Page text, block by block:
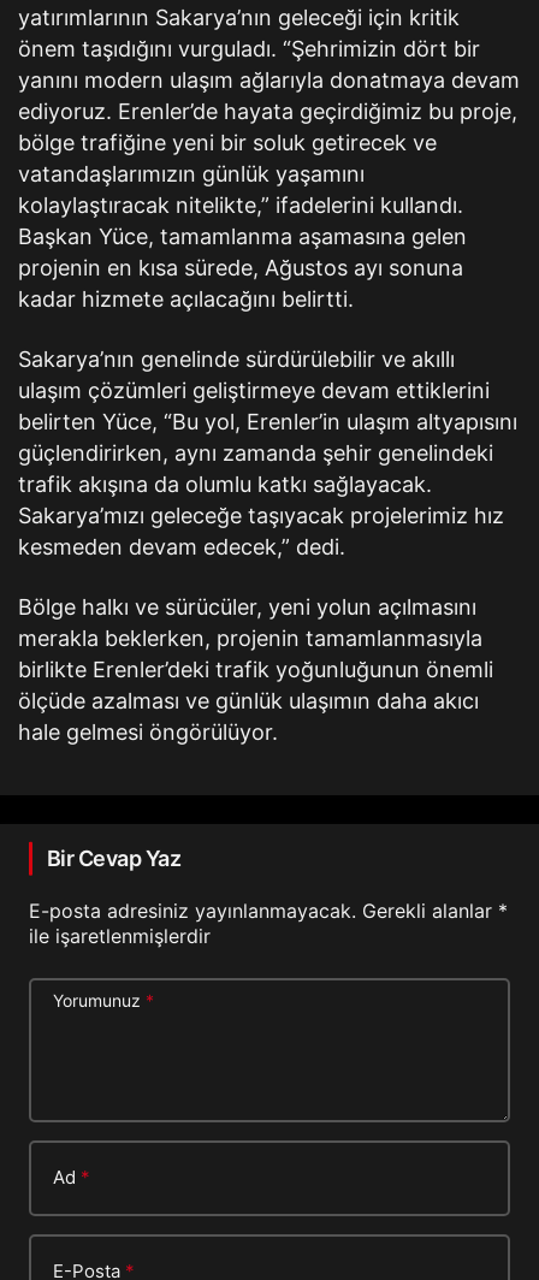
yatırımlarının Sakarya’nın geleceği için kritik
önem taşıdığını vurguladı. “Şehrimizin dört bir
yanını modern ulaşım ağlarıyla donatmaya devam
ediyoruz. Erenler’de hayata geçirdiğimiz bu proje,
bölge trafiğine yeni bir soluk getirecek ve
vatandaşlarımızın günlük yaşamını
kolaylaştıracak nitelikte,” ifadelerini kullandı.
Başkan Yüce, tamamlanma aşamasına gelen
projenin en kısa sürede, Ağustos ayı sonuna
kadar hizmete açılacağını belirtti.
Sakarya’nın genelinde sürdürülebilir ve akıllı
ulaşım çözümleri geliştirmeye devam ettiklerini
belirten Yüce, “Bu yol, Erenler’in ulaşım altyapısını
güçlendirirken, aynı zamanda şehir genelindeki
trafik akışına da olumlu katkı sağlayacak.
Sakarya’mızı geleceğe taşıyacak projelerimiz hız
kesmeden devam edecek,” dedi.
Bölge halkı ve sürücüler, yeni yolun açılmasını
merakla beklerken, projenin tamamlanmasıyla
birlikte Erenler’deki trafik yoğunluğunun önemli
ölçüde azalması ve günlük ulaşımın daha akıcı
hale gelmesi öngörülüyor.
Bir Cevap Yaz
E-posta adresiniz yayınlanmayacak. Gerekli alanlar *
ile işaretlenmişlerdir
Yorumunuz *
Ad *
E-Posta *